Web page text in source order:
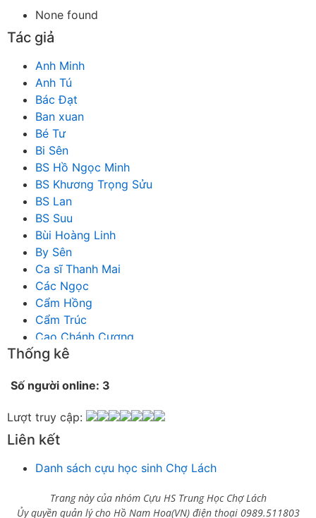
None found
Tác giả
Anh Minh
Anh Tú
Bác Đạt
Ban xuan
Bé Tư
Bi Sên
BS Hồ Ngọc Minh
BS Khương Trọng Sửu
BS Lan
BS Suu
Bùi Hoàng Linh
By Sên
Ca sĩ Thanh Mai
Các Ngọc
Cẩm Hồng
Cẩm Trúc
Cao Chánh Cương
Cao Nhật Quyên
Chích Chị
Chu Trầm Nguyên Minh
Cò Bằng
Công Bình
Công Minh
Thống kê
Số người online: 3
Lượt truy cập:
Liên kết
Danh sách cựu học sinh Chợ Lách
Trang này của nhóm Cựu HS Trung Học Chợ Lách
Ủy quyền quản lý cho Hồ Nam Hoa(VN) điện thoại 0989.511803